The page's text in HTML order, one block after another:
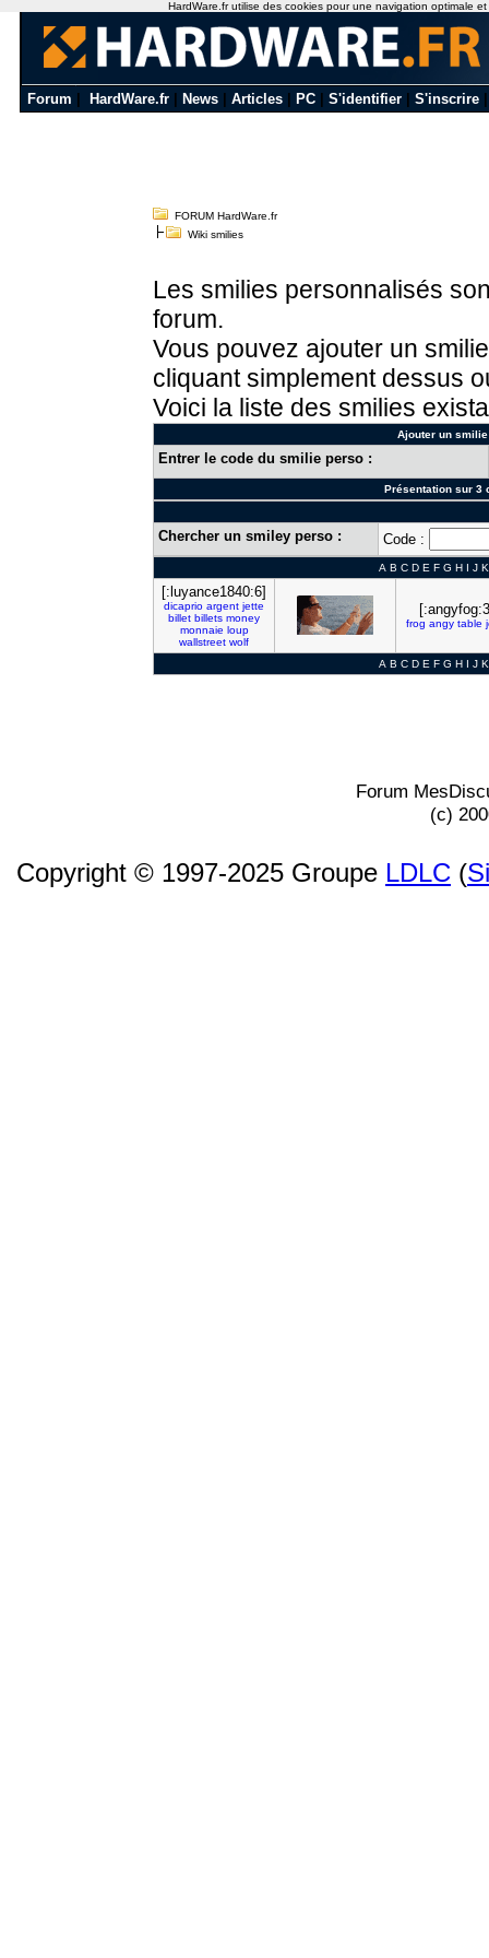
Forum HardWare.fr News Articles PC S'identifier S'inscrire
FORUM HardWare.fr
Wiki smilies
Les smilies personnalisés
forum.
Vous pouvez ajouter un
cliquant simplement dessus
Voici la liste des smilies
Ajouter un
Entrer le code du smilie perso :
Présentation sur 3
Chercher un smiley perso : Code :
A B C D E F G H I J K
[:luyance1840:6]
dicaprio argent jette
billet billets money
monnaie loup
wallstreet wolf
frog angy table
A B C D E F G H I J K
Forum
(c)
Copyright © 1997-2025 Groupe LDLC (
HardWare.fr utilise des cookies pour une navigation optimale